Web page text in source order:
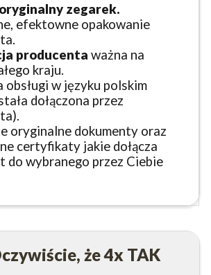
oryginalny zegarek.
efektowne opakowanie
producenta ważna na
kraju.
obsługi w języku polskim
dołączona przez
oryginalne dokumenty oraz
certyfikaty jakie dołącza
do wybranego przez Ciebie
że 4x TAK